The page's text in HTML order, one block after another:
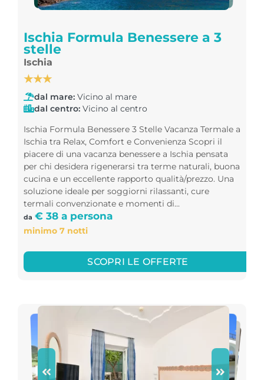
Ischia Formula Benessere a 3
stelle
Ischia
★★★
dal mare: Vicino al mare
dal centro: Vicino al centro
Ischia Formula Benessere 3 Stelle Vacanza Termale a
Ischia tra Relax, Comfort e Convenienza Scopri il
piacere di una vacanza benessere a Ischia pensata
per chi desidera rigenerarsi tra terme naturali, buona
cucina e un eccellente rapporto qualità/prezzo. Una
soluzione ideale per soggiorni rilassanti, cure
termali convenzionate e momenti di...
da € 38 a persona
minimo 7 notti
SCOPRI LE OFFERTE